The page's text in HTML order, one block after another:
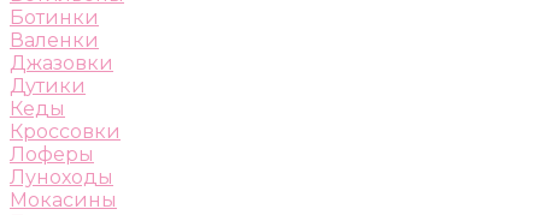
Ботинки
Валенки
Джазовки
Дутики
Кеды
Кроссовки
Лоферы
Луноходы
Мокасины